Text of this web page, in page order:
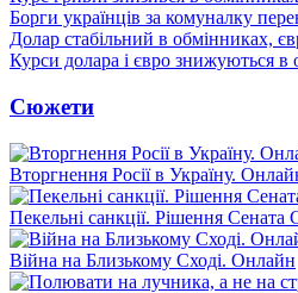
Борги українців за комуналку
Долар стабільний в обмінниках,
Курси долара і євро знижуються в
Сюжети
Вторгнення Росії в Україну.
Пекельні санкції. Рішення
Війна на Близькому Сході. Онлайн